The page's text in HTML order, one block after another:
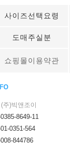
사이즈선택요령
도매주실분
쇼핑몰이용약관
주)빅앤조이
8649-11
0351-564
844786